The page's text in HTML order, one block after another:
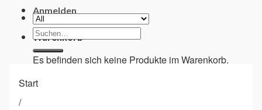
Anmelden
Warenkorb
Es befinden sich keine Produkte im Warenkorb.
Suchen
nach:
Start
/